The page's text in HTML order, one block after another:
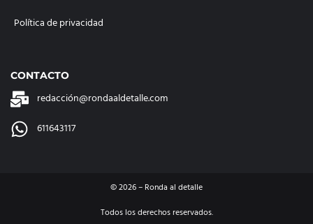
Política de privacidad
CONTACTO
redacción@rondaaldetalle.com
611643117
©2026– Ronda al detalle
Todos los derechos reservados.